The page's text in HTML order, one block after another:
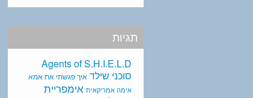
תגיות
Agents of S.H.I.E.L.D
סוכני שילד איך פגשתי את אמא
אימה אמריקאית אימפריית